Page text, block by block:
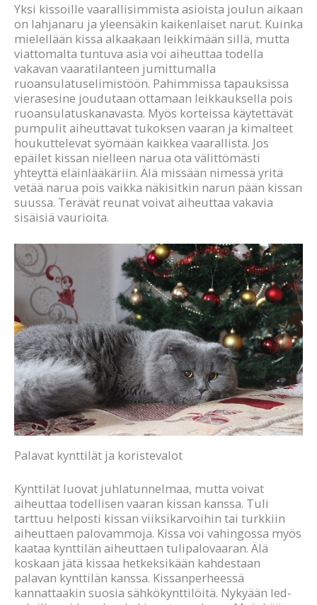
Yksi kissoille vaarallisimmista asioista joulun aikaan
on lahjanaru ja yleensäkin kaikenlaiset narut. Kuinka
mielellään kissa alkaakaan leikkimään sillä, mutta
viattomalta tuntuva asia voi aiheuttaa todella
vakavan vaaratilanteen jumittumalla
ruoansulatuselimistöön. Pahimmissa tapauksissa
vierasesine joudutaan ottamaan leikkauksella pois
ruoansulatuskanavasta. Myös korteissa käytettävät
pumpulit aiheuttavat tukoksen vaaran ja kimalteet
houkuttelevat syömään kaikkea vaarallista. Jos
epäilet kissan nielleen narua ota välittömästi
yhteyttä eläinlääkäriin. Älä missään nimessä yritä
vetää narua pois vaikka näkisitkin narun pään kissan
suussa. Terävät reunat voivat aiheuttaa vakavia
sisäisiä vaurioita.
Palavat kynttilät ja koristevalot
Kynttilät luovat juhlatunnelmaa, mutta voivat
aiheuttaa todellisen vaaran kissan kanssa. Tuli
tarttuu helposti kissan viiksikarvoihin tai turkkiin
aiheuttaen palovammoja. Kissa voi vahingossa myös
kaataa kynttilän aiheuttaen tulipalovaaran. Älä
koskaan jätä kissaa hetkeksikään kahdestaan
palavan kynttilän kanssa. Kissanperheessä
kannattaakin suosia sähkökynttilöitä. Nykyään led-